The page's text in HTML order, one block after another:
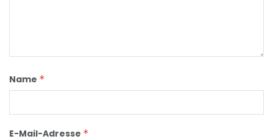
Name *
E-Mail-Adresse *